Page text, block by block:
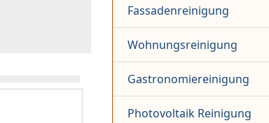
Fassadenreinigung
Wohnungsreinigung
Gastronomiereinigung
Photovoltaik Reinigung